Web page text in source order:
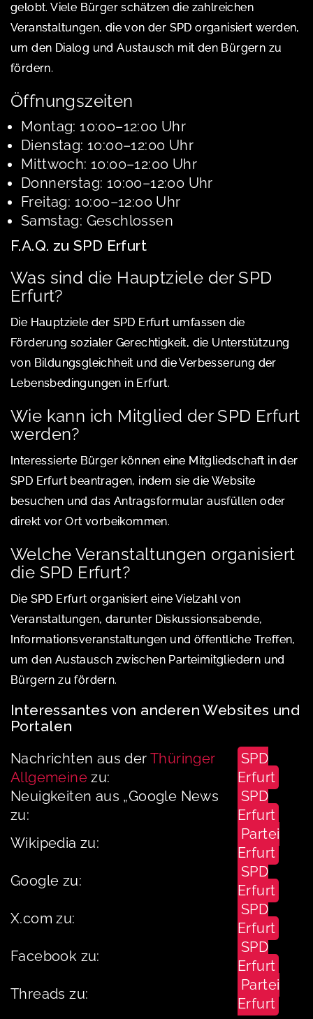
gelobt. Viele Bürger schätzen die zahlreichen
Veranstaltungen, die von der SPD organisiert werden,
um den Dialog und Austausch mit den Bürgern zu
fördern.
Öffnungszeiten
Montag: 10:00–12:00 Uhr
Dienstag: 10:00–12:00 Uhr
Mittwoch: 10:00–12:00 Uhr
Donnerstag: 10:00–12:00 Uhr
Freitag: 10:00–12:00 Uhr
Samstag: Geschlossen
F.A.Q. zu SPD Erfurt
Was sind die Hauptziele der SPD
Erfurt?
Die Hauptziele der SPD Erfurt umfassen die
Förderung sozialer Gerechtigkeit, die Unterstützung
von Bildungsgleichheit und die Verbesserung der
Lebensbedingungen in Erfurt.
Wie kann ich Mitglied der SPD Erfurt
werden?
Interessierte Bürger können eine Mitgliedschaft in der
SPD Erfurt beantragen, indem sie die Website
besuchen und das Antragsformular ausfüllen oder
direkt vor Ort vorbeikommen.
Welche Veranstaltungen organisiert
die SPD Erfurt?
Die SPD Erfurt organisiert eine Vielzahl von
Veranstaltungen, darunter Diskussionsabende,
Informationsveranstaltungen und öffentliche Treffen,
um den Austausch zwischen Parteimitgliedern und
Bürgern zu fördern.
Interessantes von anderen Websites und
Portalen
Nachrichten aus der Thüringer
Allgemeine zu:
SPD
Erfurt
Neuigkeiten aus „Google News
zu:
SPD
Erfurt
Wikipedia zu:
Partei
Erfurt
Google zu:
SPD
Erfurt
X.com zu:
SPD
Erfurt
Facebook zu:
SPD
Erfurt
Threads zu:
Partei
Erfurt